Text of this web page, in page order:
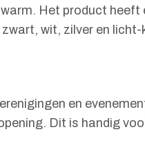
Het product
wit, zilver en licht-
en
Dit is handig